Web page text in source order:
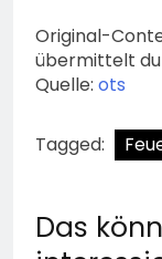
Original-
übermittelt
Quelle: ots
Tagged:
Das